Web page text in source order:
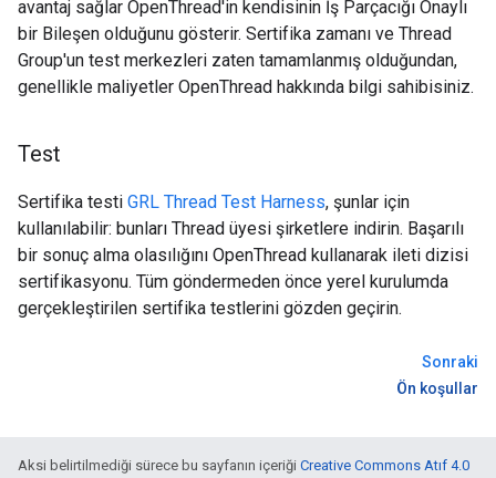
avantaj sağlar OpenThread'in kendisinin İş Parçacığı Onaylı
bir Bileşen olduğunu gösterir. Sertifika zamanı ve Thread
Group'un test merkezleri zaten tamamlanmış olduğundan,
genellikle maliyetler OpenThread hakkında bilgi sahibisiniz.
Test
Sertifika testi GRL Thread Test Harness, şunlar için
kullanılabilir: bunları Thread üyesi şirketlere indirin. Başarılı
bir sonuç alma olasılığını OpenThread kullanarak ileti dizisi
sertifikasyonu. Tüm göndermeden önce yerel kurulumda
gerçekleştirilen sertifika testlerini gözden geçirin.
Sonraki
Ön koşullar
Aksi belirtilmediği sürece bu sayfanın içeriği Creative Commons Atıf 4.0